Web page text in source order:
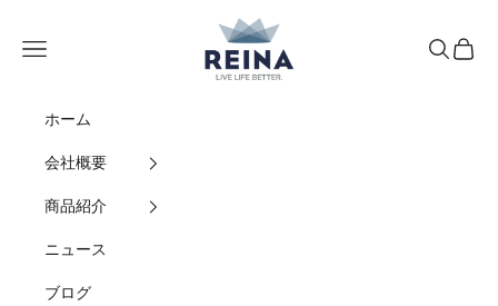
REINA
メニュー
検索カート
ホーム
会社概要
商品紹介
ニュース
ブログ